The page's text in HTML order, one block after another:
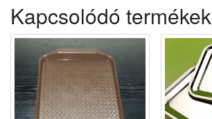
Kapcsolódó termékek